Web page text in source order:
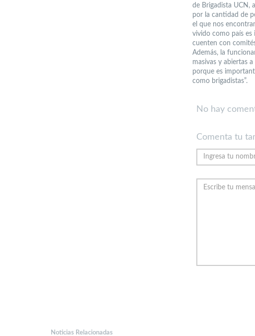
de Brigadista UCN,
por la cantidad de
el que nos
vivido como país es
cuenten con
Además, la
masivas y abiertas
porque es
como brigadistas”.
No hay
Comenta tu
Noticias Relacionadas